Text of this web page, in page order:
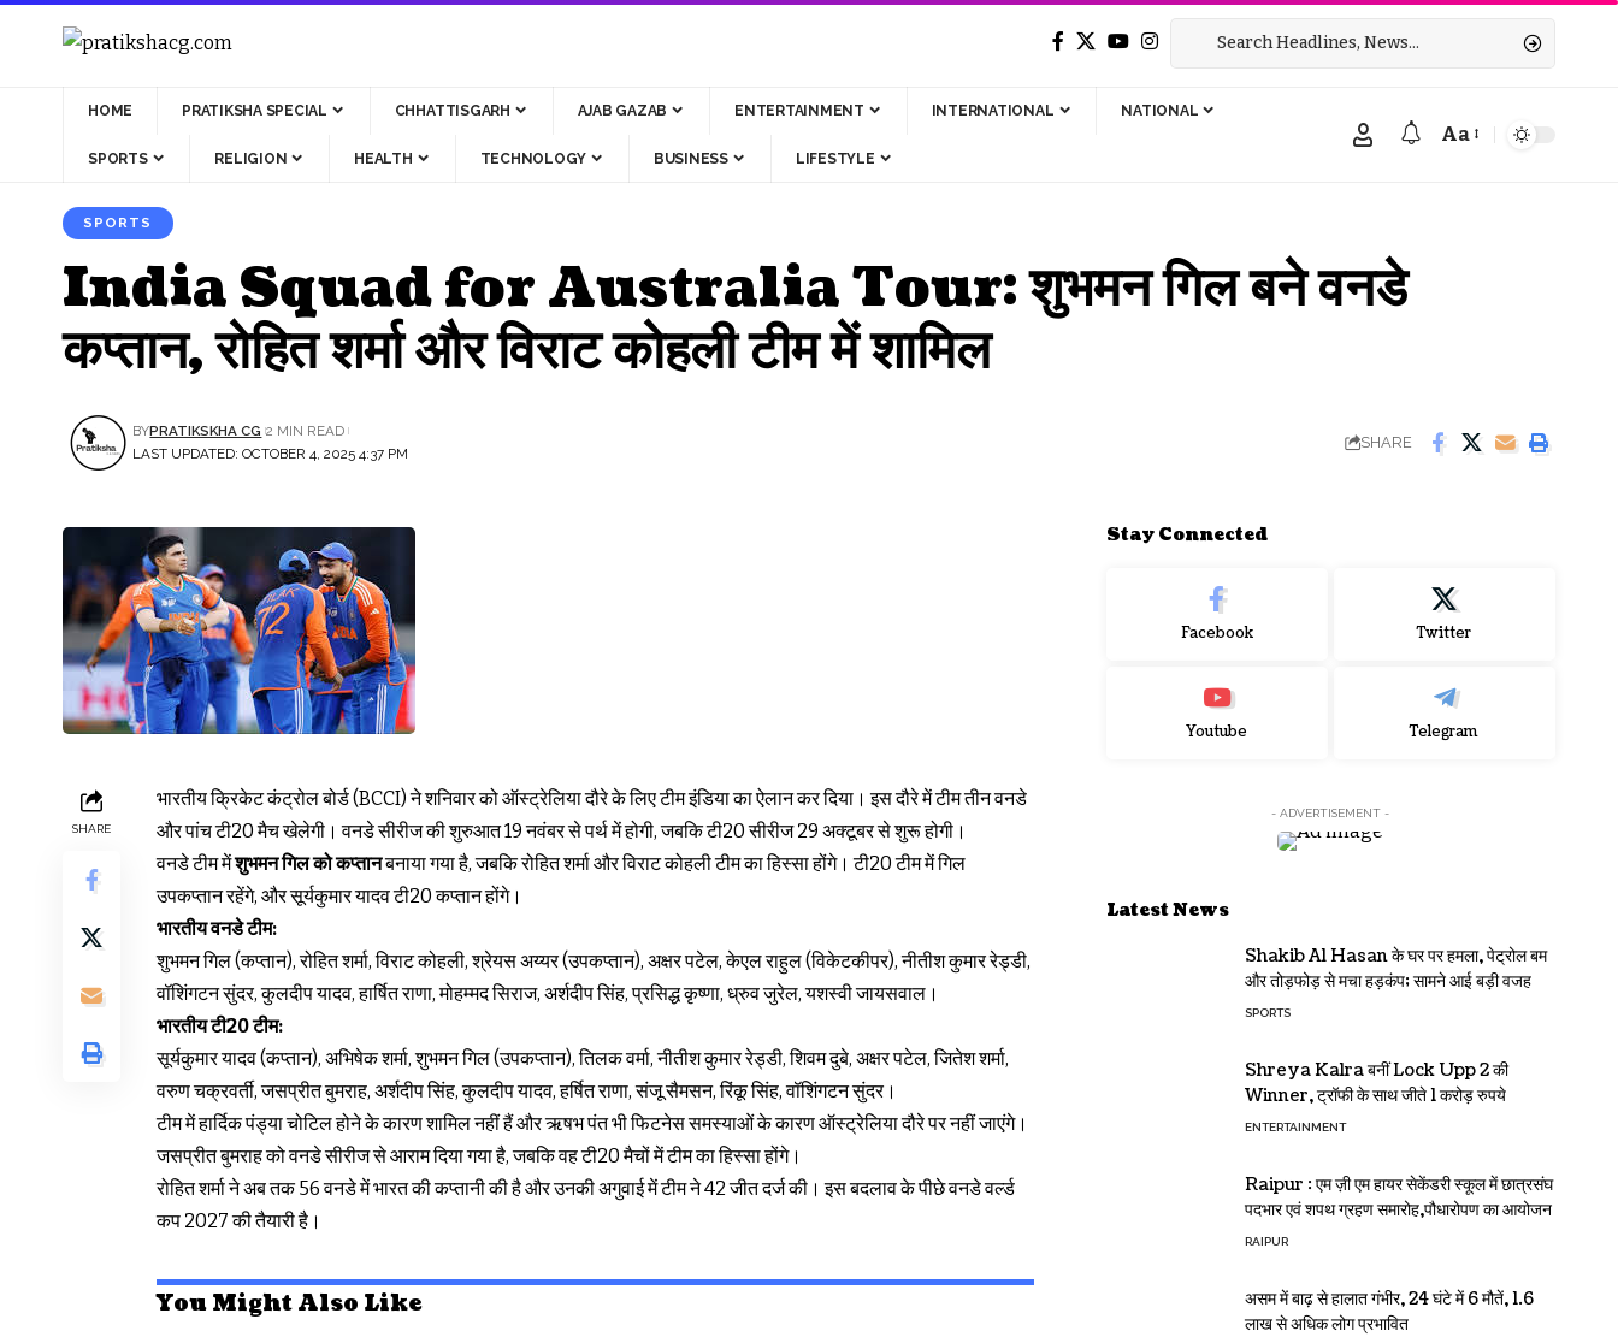
HOME PRATIKSHA SPECIAL CHHATTISGARH AJAB GAZAB ENTERTAINMENT INTERNATIONAL NATIONAL
SPORTS RELIGION HEALTH TECHNOLOGY BUSINESS LIFESTYLE
Aa
SPORTS
India Squad for Australia Tour: शुभमन गिल बने वनडे
कप्तान, रोहित शर्मा और विराट कोहली टीम में शामिल
LAST UPDATED: OCTOBER 4, 2025 4:37 PM
BYPRATIKSKHA CG 2 MIN READ
SHARE
SHARE
भारतीय क्रिकेट कंट्रोल बोर्ड (BCCI) ने शनिवार को ऑस्ट्रेलिया दौरे के लिए टीम इंडिया का ऐलान कर दिया। इस दौरे में टीम तीन वनडे
और पांच टी20 मैच खेलेगी। वनडे सीरीज की शुरुआत 19 नवंबर से पर्थ में होगी, जबकि टी20 सीरीज 29 अक्टूबर से शुरू होगी।
वनडे टीम मेंशुभमन गिल को कप्तानबनाया गया है, जबकि रोहित शर्मा और विराट कोहली टीम का हिस्सा होंगे। टी20 टीम में गिल
उपकप्तान रहेंगे, और सूर्यकुमार यादव टी20 कप्तान होंगे।
भारतीय वनडे टीम:
शुभमन गिल (कप्तान), रोहित शर्मा, विराट कोहली, श्रेयस अय्यर (उपकप्तान), अक्षर पटेल, केएल राहुल (विकेटकीपर), नीतीश कुमार रेड्डी,
वॉशिंगटन सुंदर, कुलदीप यादव, हार्षित राणा, मोहम्मद सिराज, अर्शदीप सिंह, प्रसिद्ध कृष्णा, ध्रुव जुरेल, यशस्वी जायसवाल।
भारतीय टी20 टीम:
सूर्यकुमार यादव (कप्तान), अभिषेक शर्मा, शुभमन गिल (उपकप्तान), तिलक वर्मा, नीतीश कुमार रेड्डी, शिवम दुबे, अक्षर पटेल, जितेश शर्मा,
वरुण चक्रवर्ती, जसप्रीत बुमराह, अर्शदीप सिंह, कुलदीप यादव, हर्षित राणा, संजू सैमसन, रिंकू सिंह, वॉशिंगटन सुंदर।
टीम में हार्दिक पंड्या चोटिल होने के कारण शामिल नहीं हैं और ऋषभ पंत भी फिटनेस समस्याओं के कारण ऑस्ट्रेलिया दौरे पर नहीं जाएंगे।
जसप्रीत बुमराह को वनडे सीरीज से आराम दिया गया है, जबकि वह टी20 मैचों में टीम का हिस्सा होंगे।
रोहित शर्मा ने अब तक 56 वनडे में भारत की कप्तानी की है और उनकी अगुवाई में टीम ने 42 जीत दर्ज की। इस बदलाव के पीछे वनडे वर्ल्ड
कप 2027 की तैयारी है।
You Might Also Like
Stay Connected
Facebook Twitter
Youtube Telegram
- ADVERTISEMENT -
Latest News
Shakib Al Hasan के घर पर हमला, पेट्रोल बम
और तोड़फोड़ से मचा हड़कंप; सामने आई बड़ी वजह
SPORTS
Shreya Kalra बनीं Lock Upp 2 की
Winner, ट्रॉफी के साथ जीते 1 करोड़ रुपये
ENTERTAINMENT
Raipur : एम ज़ी एम हायर सेकेंडरी स्कूल में छात्रसंघ
पदभार एवं शपथ ग्रहण समारोह,पौधारोपण का आयोजन
RAIPUR
असम में बाढ़ से हालात गंभीर, 24 घंटे में 6 मौतें, 1.6
लाख से अधिक लोग प्रभावित